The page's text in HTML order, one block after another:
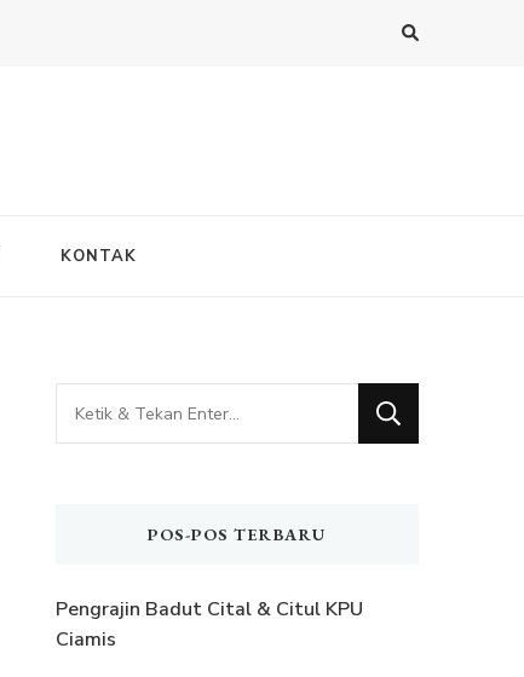
KONTAK
Mencari
Sesuatu?
POS-POS TERBARU
Pengrajin Badut Cital & Citul KPU
Ciamis